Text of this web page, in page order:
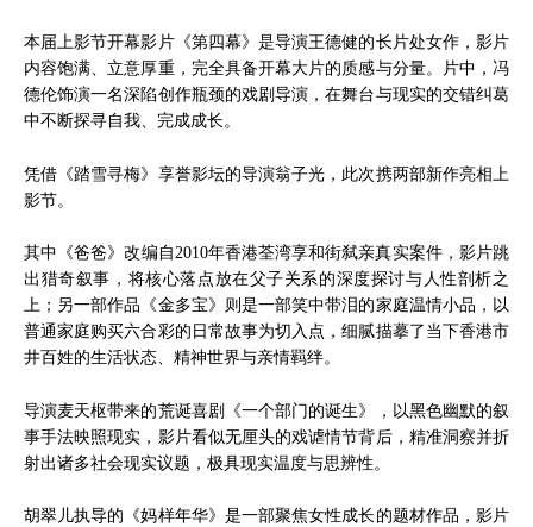
本届上影节开幕影片《第四幕》是导演王德健的长片处女作，影片
内容饱满、立意厚重，完全具备开幕大片的质感与分量。片中，冯
德伦饰演一名深陷创作瓶颈的戏剧导演，在舞台与现实的交错纠葛
中不断探寻自我、完成成长。
凭借《踏雪寻梅》享誉影坛的导演翁子光，此次携两部新作亮相上
影节。
其中《爸爸》改编自2010年香港荃湾享和街弑亲真实案件，影片跳
出猎奇叙事，将核心落点放在父子关系的深度探讨与人性剖析之
上；另一部作品《金多宝》则是一部笑中带泪的家庭温情小品，以
普通家庭购买六合彩的日常故事为切入点，细腻描摹了当下香港市
井百姓的生活状态、精神世界与亲情羁绊。
导演麦天枢带来的荒诞喜剧《一个部门的诞生》，以黑色幽默的叙
事手法映照现实，影片看似无厘头的戏谑情节背后，精准洞察并折
射出诸多社会现实议题，极具现实温度与思辨性。
胡翠儿执导的《妈样年华》是一部聚焦女性成长的题材作品，影片